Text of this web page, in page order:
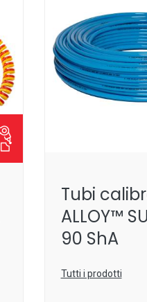
Tubi
ALLOY™
90 ShA
Tutti i prodotti